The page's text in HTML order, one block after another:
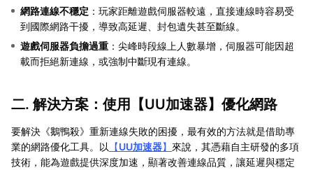
網路連線不穩定 ：玩家距離遊戲伺服器較遠，直接連線時容易受
到國際網路干擾，導致高延遲、封包遺失甚至斷線。
遊戲伺服器負擔過重 ：尖峰時段線上人數暴增，伺服器可能因超
載而拒絕新連線，或強制中斷現有連線。
二. 解決方案：使用【UU加速器】優化網路
要解決《鵝鴨殺》重新連線失敗的困擾，最有效的方法就是借助專
業的網路優化工具。以
【UU加速器】 來說，其憑藉自主研發的多項
技術，能為遊戲提供深度加速，顯著改善連線品質，讓延遲與穩定